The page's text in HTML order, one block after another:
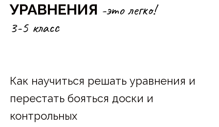
УРАВНЕНИЯ -это легко!
3-5 класс
Как научиться решать уравнения и
перестать бояться доски и
контрольных